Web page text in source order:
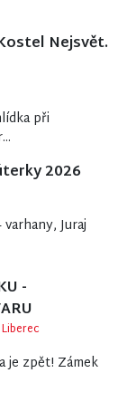
Nejsvět.
při
2026
Juraj
-
je zpět! Zámek